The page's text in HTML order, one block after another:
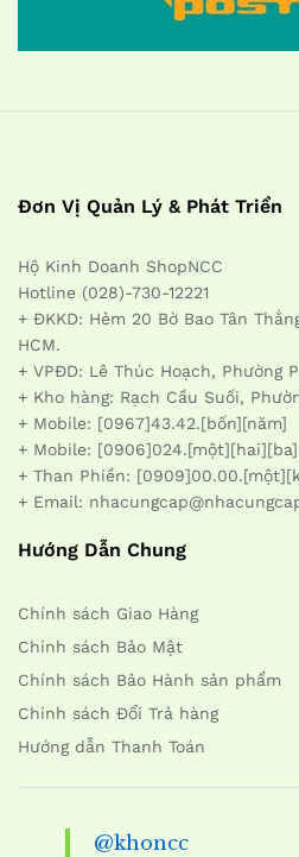
Đơn Vị Quản Lý & Phát Triển
Hộ Kinh Doanh ShopNCC
Hotline (028)-730-12221
+ ĐKKD: Hẻm 20 Bờ Bao Tân
HCM.
+ VPĐD: Lê Thúc Hoạch, Phường
+ Kho hàng: Rạch Cầu Suối,
+ Mobile: [0967]43.42.[bốn][năm]
+ Mobile: [0906]024.[một][hai][ba]
+ Than Phiền:
+ Email:
Hướng Dẫn Chung
Chính sách Giao Hàng
Chính sách Bảo Mật
Chính sách Bảo Hành sản phẩm
Chính sách Đổi Trả hàng
Hướng dẫn Thanh Toán
@khoncc